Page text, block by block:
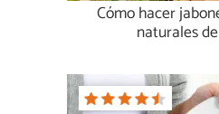
Cómo hacer
naturales